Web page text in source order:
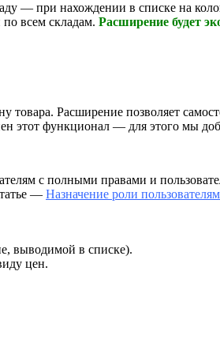
— при нахождении в списке на
всем складам. Расширение будет
Расширение позволяет
этот функционал — для этого мы
с полными правами и
— Назначение роли
выводимой в списке).
цен.